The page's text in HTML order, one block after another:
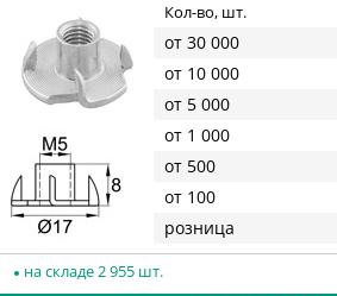
Кол-во, шт.
от 30 000
от 10 000
от 5 000
от 1 000
от 500
от 100
розница
на складе 2 955 шт.